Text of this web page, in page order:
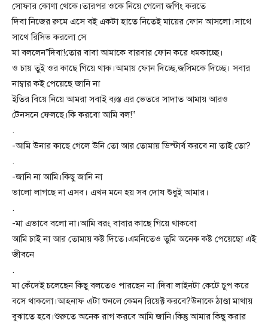
সোফার কোণা থেকে।তারপর ওকে নিয়ে গেলো জগিং করতে
দিবা নিজের রুমে এসে বই একটা হাতে নিতেই মায়ের ফোন আসলো।সাথে
সাথে রিসিভ করলো সে
মা বললেন”দিবা!তোর বাবা আমাকে বারবার ফোন করে ধমকাচ্ছে।
ও চায় তুই ওর কাছে গিয়ে থাক।আমায় ফোন দিচ্ছে,জসিমকে দিচ্ছে। সবার
নাম্বার কই পেয়েছে জানি না
ইতির বিয়ে নিয়ে আমরা সবাই ব্যস্ত এর ভেতরে সাদাত আমায় আরও
টেনসনে ফেলছে।কি করবো আমি বল!”
.
-আমি উনার কাছে গেলে উনি তো আর তোমায় ডিস্টার্ব করবে না তাই তো?
.
-জানি না আমি।কিছু জানি না
ভালো লাগছে না এসব। এখন মনে হয় সব দোষ শুধুই আমার।
.
-মা এভাবে বলো না।আমি বরং বাবার কাছে গিয়ে থাকবো
আমি চাই না আর তোমায় কষ্ট দিতে।এমনিতেও তুমি অনেক কষ্ট পেয়েছো এই
জীবনে
.
মা কেঁদেই চলেছেন কিছু বলতেও পারছেন না।দিবা লাইনটা কেটে চুপ করে
বসে থাকলো।আহনাফ এটা শুনলে কেমন রিয়েক্ট করবে?উনাকে ঠাণ্ডা মাথায়
বুঝাতে হবে।শুরুতে অনেক রাগ করবে আমি জানি।কিন্তু আমার কিছু করার